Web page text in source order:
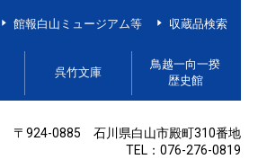
館報白山ミュージアム等 収蔵品検索
呉竹文庫
鳥越一向一揆
歴史館
〒924-0885 石川県白山市殿町310番地
TEL：076-276-0819